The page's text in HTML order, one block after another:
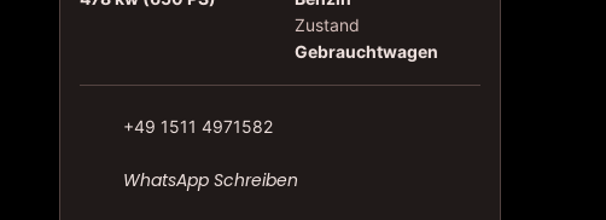
Zustand
Gebrauchtwagen
+49 1511 4971582
WhatsApp Schreiben